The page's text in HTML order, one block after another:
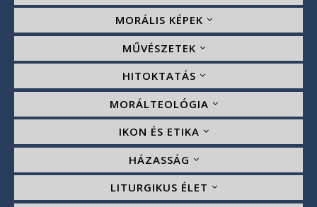
MORÁLIS KÉPEK
MŰVÉSZETEK
HITOKTATÁS
MORÁLTEOLÓGIA
IKON ÉS ETIKA
HÁZASSÁG
LITURGIKUS ÉLET